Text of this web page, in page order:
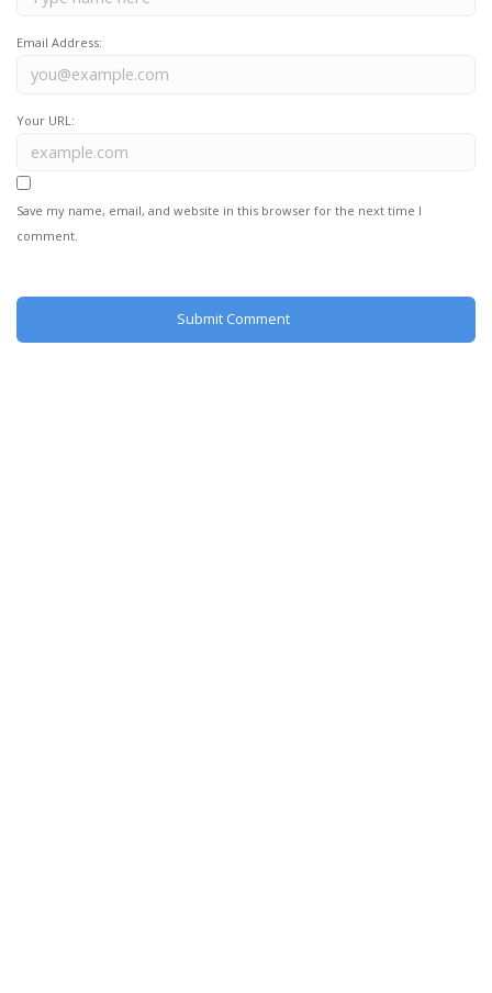
Email Address:
Your URL:
Save my name, email, and website in this browser for the next time I
comment.